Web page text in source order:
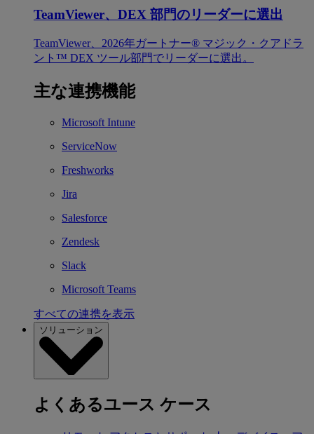
TeamViewer、DEX 部門のリーダーに選出
TeamViewer、2026年ガートナー® マジック・クアドラ
ント™ DEX ツール部門でリーダーに選出。
主な連携機能
Microsoft Intune
ServiceNow
Freshworks
Jira
Salesforce
Zendesk
Slack
Microsoft Teams
すべての連携を表示
ソリューション
よくあるユース ケース